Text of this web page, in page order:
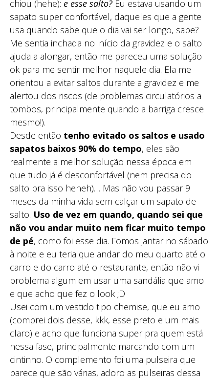
chiou (hehe): e esse salto? Eu estava usando um
sapato super confortável, daqueles que a gente
usa quando sabe que o dia vai ser longo, sabe?
Me sentia inchada no início da gravidez e o salto
ajuda a alongar, então me pareceu uma solução
ok para me sentir melhor naquele dia. Ela me
orientou a evitar saltos durante a gravidez e me
alertou dos riscos (de problemas circulatórios a
tombos, principalmente quando a barriga cresce
mesmo!).
Desde então tenho evitado os saltos e usado
sapatos baixos 90% do tempo, eles são
realmente a melhor solução nessa época em
que tudo já é desconfortável (nem precisa do
salto pra isso heheh)… Mas não vou passar 9
meses da minha vida sem calçar um sapato de
salto. Uso de vez em quando, quando sei que
não vou andar muito nem ficar muito tempo
de pé, como foi esse dia. Fomos jantar no sábado
à noite e eu teria que andar do meu quarto até o
carro e do carro até o restaurante, então não vi
problema algum em usar uma sandália que amo
e que acho que fez o look ;D
Usei com um vestido tipo chemise, que eu amo
(comprei dois desse, kkk, esse preto e um mais
claro) e acho que funciona super pra quem está
nessa fase, principalmente marcando com um
cintinho. O complemento foi uma pulseira que
parece que são várias, adoro as pulseiras dessa